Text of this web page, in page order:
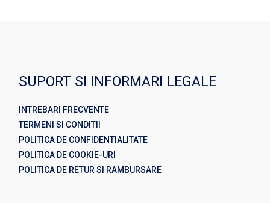
SUPORT SI INFORMARI LEGALE
INTREBARI FRECVENTE
TERMENI SI CONDITII
POLITICA DE CONFIDENTIALITATE
POLITICA DE COOKIE-URI
POLITICA DE RETUR SI RAMBURSARE